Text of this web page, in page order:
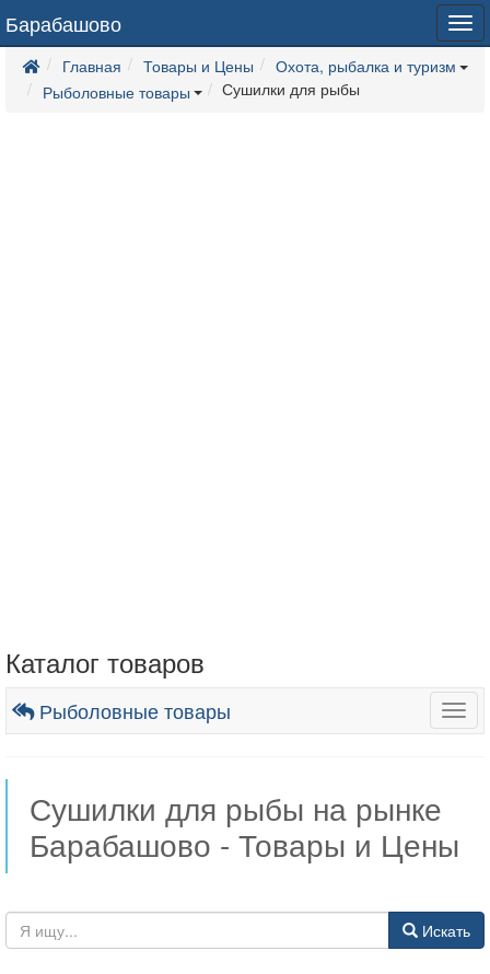
Барабашово
Главная Товары и Цены
Охота, рыбалка и туризм
Рыболовные товары
Сушилки для рыбы
Каталог товаров
Рыболовные товары
Сушилки для рыбы на рынке
Барабашово - Товары и Цены
Искать